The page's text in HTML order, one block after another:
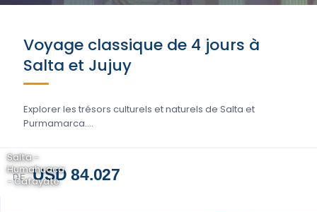
Voyage classique de 4 jours à
Salta et Jujuy
Explorer les trésors culturels et naturels de Salta et
Purmamarca....
DE USD 84.027
Salta -
Humahuaca
- Cafayate